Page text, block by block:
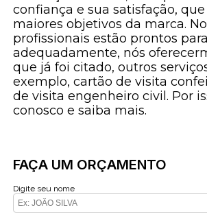
confiança e sua satisfação, que
maiores objetivos da marca.
profissionais estão prontos
adequadamente, nós
que já foi citado, outros
exemplo, cartão de visita
de visita engenheiro civil. Por
conosco e saiba mais.
FAÇA UM ORÇAMENTO
Digite seu nome